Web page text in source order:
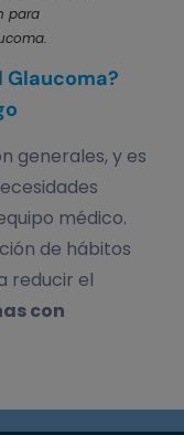
para
Glaucoma?
generales, y es
médico.
de hábitos
reducir el
con